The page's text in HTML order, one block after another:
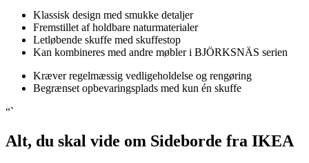
Klassisk design med smukke detaljer
Fremstillet af holdbare naturmaterialer
Letløbende skuffe med skuffestop
Kan kombineres med andre møbler i BJÖRKSNÄS serien
Kræver regelmæssig vedligeholdelse og rengøring
Begrænset opbevaringsplads med kun én skuffe
“`
Alt, du skal vide om Sideborde fra IKEA